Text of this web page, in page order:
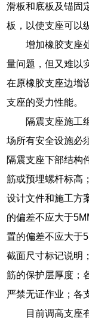
滑板和底板及锚固
板，以使支座可以
增加橡胶支座
量问题，但又难以
在原橡胶支座边增
支座的受力性能。
隔震支座施工
场所有安全设施必
隔震支座下部结构
筋或预埋螺杆标高
设计文件和施工方
的偏差不应大于
置的偏差不应大于
截面尺寸标记说明
筋的保护层厚度；
严禁无证作业；各
目前调高支座